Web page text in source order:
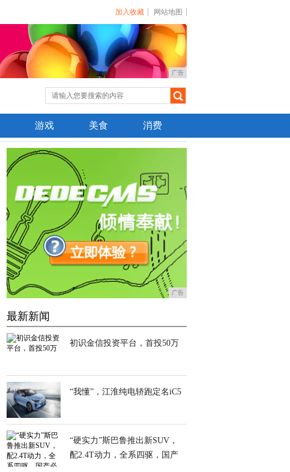
加入收藏 网站地图
广告
游戏 美食 消费
广告
最新新闻
初识金信投资平台，首投50万
“我懂”，江淮纯电轿跑定名iC5
“硬实力”斯巴鲁推出新SUV，
配2.4T动力，全系四驱，国产